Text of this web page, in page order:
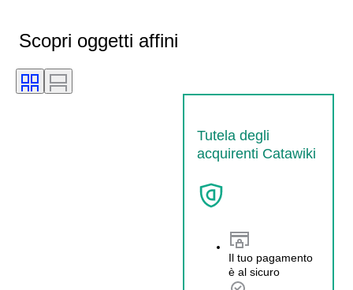
Scopri oggetti affini
Tutela degli
acquirenti Catawiki
Il tuo pagamento
è al sicuro